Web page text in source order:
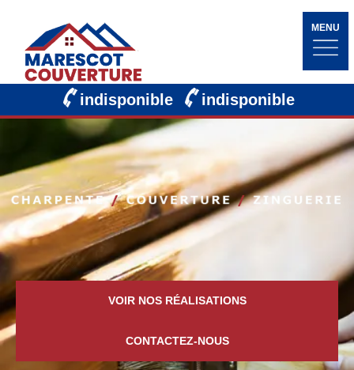
MENU
indisponible indisponible
VOIR NOS RÉALISATIONS
CONTACTEZ-NOUS